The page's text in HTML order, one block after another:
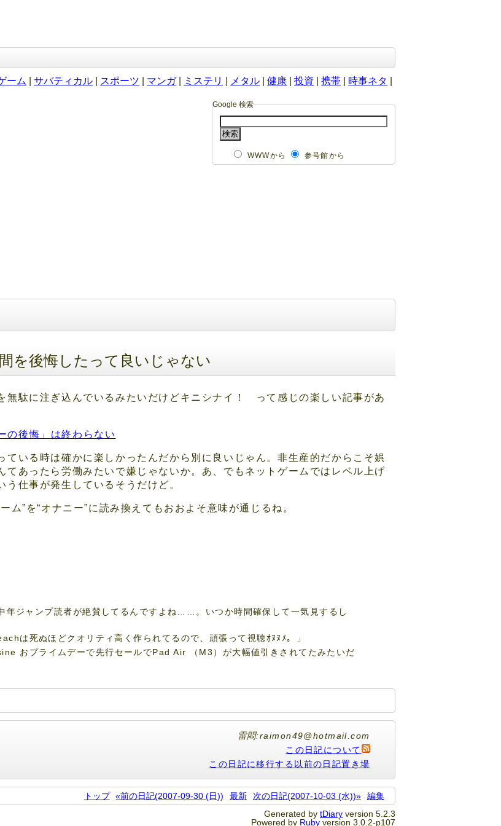
ーム サバティカル スポーツ マンガ| ミステリ メタル 健康 投資 携帯 時事ネタ
Google 検索
WWWから 参号館から
を後悔したって良いじゃない
無駄に注ぎ込んでいるみたいだけどキニシナイ！ って感じの楽しい記事があ
後悔」は終わらない
ている時は確かに楽しかったんだから別に良いじゃん。非生産的だからこそ娯
てあったら労働みたいで嫌じゃないか。あ、でもネットゲームではレベル上げ
仕事が発生しているそうだけど。
ム”を“オナニー”に読み換えてもおおよそ意味が通じるね。
年ジャンプ読者が絶賛してるんですよね……。いつか時間確保して一気見するし
は死ぬほどクオリティ高く作られてるので、頑張って視聴ｵﾇﾇﾒ。」
おプライムデーで先行セールでPad Air （M3）が大幅値引きされてたみたいだ
雷悶:raimon49@hotmail.com
この日記について
この日記に移行する以前の日記置き場
トップ «前の日記(2007-09-30 (日)) 最新 次の日記(2007-10-03 (水))»
編集
Generated by tDiary version 5.2.3
Powered by Ruby version 3.0.2-p107